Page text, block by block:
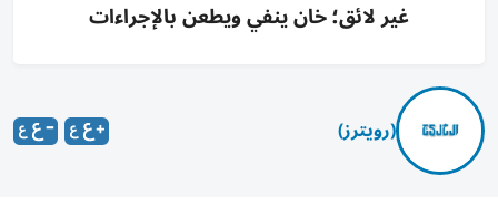
غير لائق؛ خان ينفي ويطعن بالإجراءات
(رويترز)